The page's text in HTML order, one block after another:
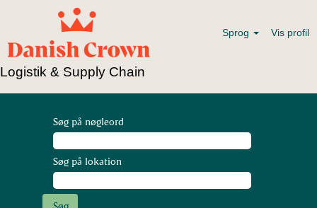
Sprog Vis profil
Logistik & Supply Chain
Søg på nøgleord
Søg på lokation